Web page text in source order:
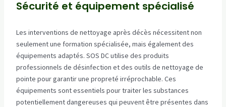
Sécurité et équipement spécialisé
Les interventions de nettoyage après décès nécessitent non
seulement une formation spécialisée, mais également des
équipements adaptés. SOS DC utilise des produits
professionnels de désinfection et des outils de nettoyage de
pointe pour garantir une propreté irréprochable. Ces
équipements sont essentiels pour traiter les substances
potentiellement dangereuses qui peuvent être présentes dans